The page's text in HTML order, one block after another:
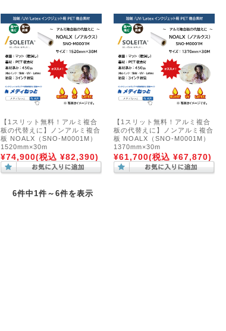
【1スリット無料！アルミ複合
板の代替えに】ノンアルミ複合
板 NOALX（SNO-M0001M）
1520mm×30m
¥74,900(税込 ¥82,390)
【1スリット無料！アルミ複合
板の代替えに】ノンアルミ複合
板 NOALX（SNO-M0001M）
1370mm×30m
¥61,700(税込 ¥67,870)
6件中1件～6件を表示